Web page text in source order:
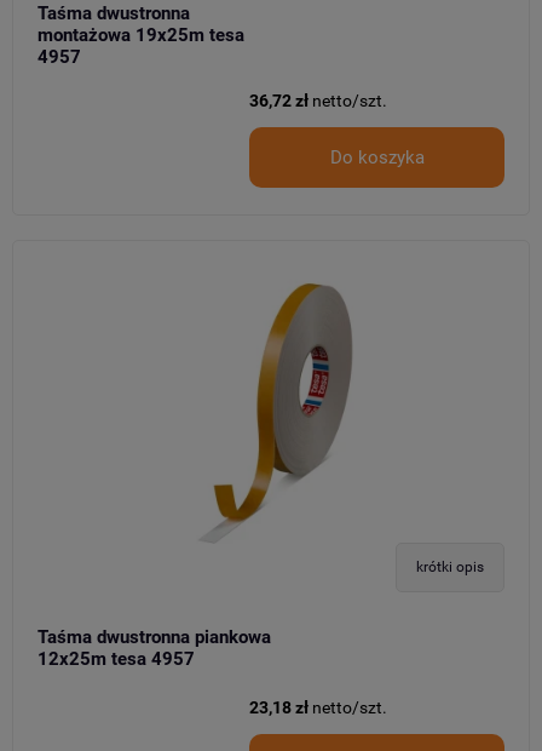
Taśma dwustronna
montażowa 19x25m tesa
4957
36,72 zł netto/szt.
Do koszyka
krótki opis
Taśma dwustronna piankowa
12x25m tesa 4957
23,18 zł netto/szt.